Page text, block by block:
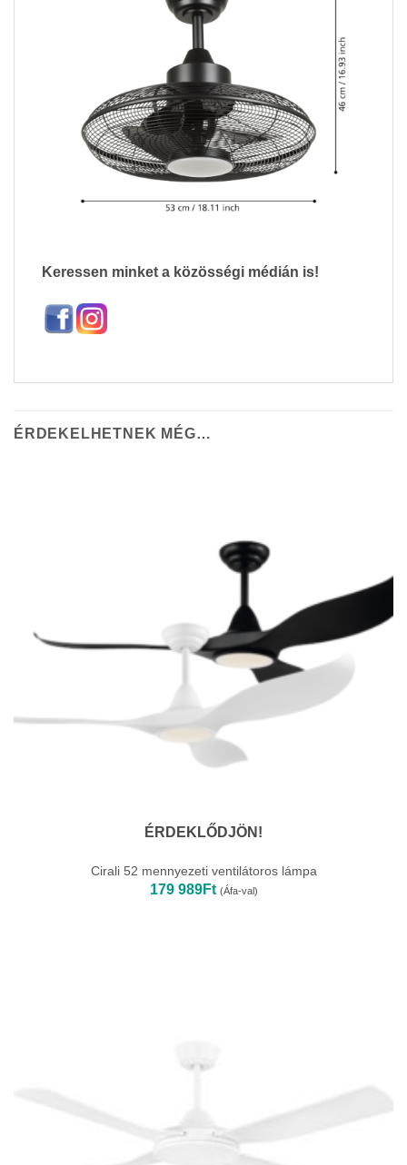
Keressen minket a közösségi médián is!
ÉRDEKELHETNEK MÉG…
ÉRDEKLŐDJÖN!
Cirali 52 mennyezeti ventilátoros lámpa
179 989Ft (Áfa-val)